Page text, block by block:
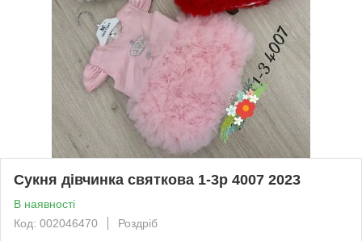
Сукня дівчинка святкова 1-3р 4007 2023
В наявності
Код: 002046470
Роздріб